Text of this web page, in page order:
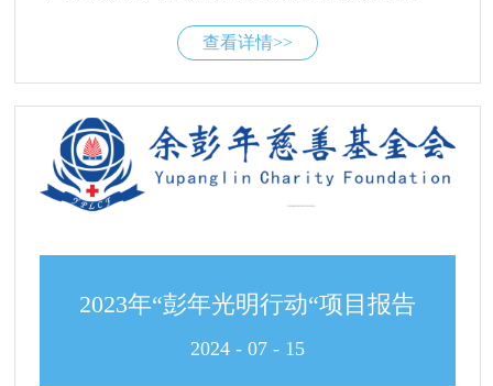
年光明行动”项目总结报告.pdf2023-2024学年浙江大学
查看详情>>
2023年“彭年光明行动“项目报告
2024 - 07 - 15